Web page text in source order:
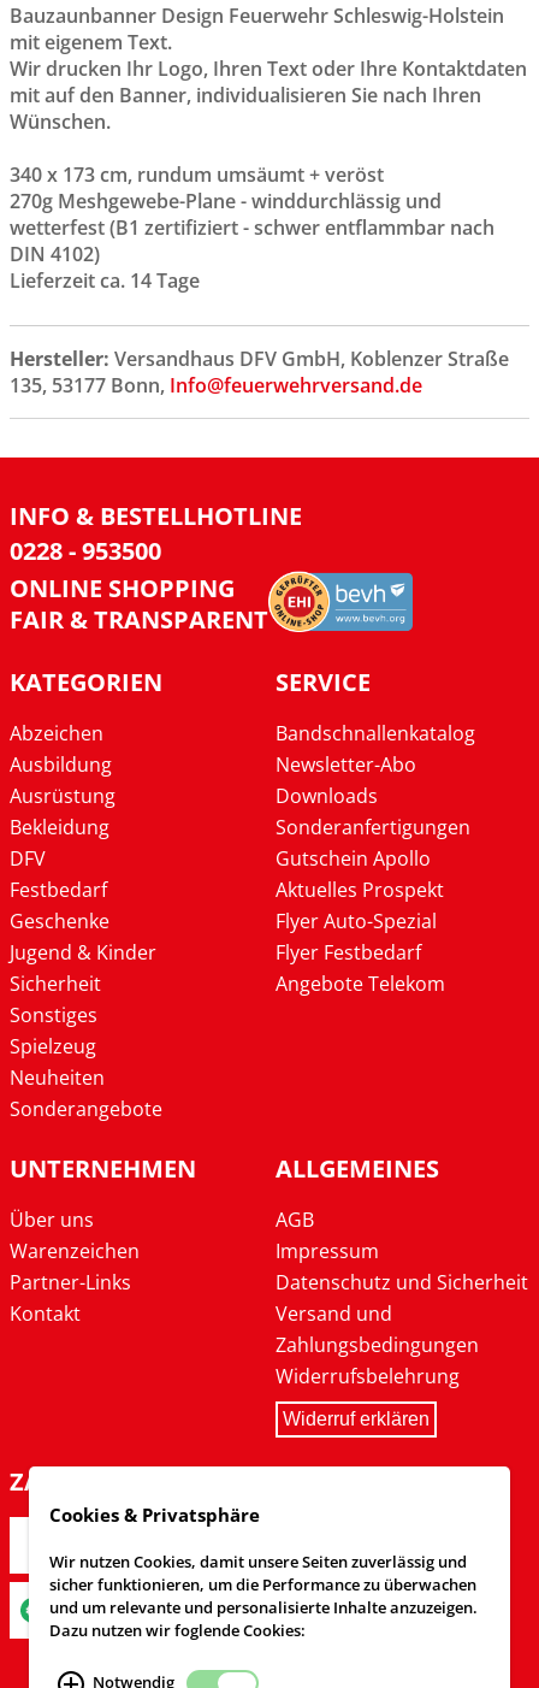
Bauzaunbanner Design Feuerwehr Schleswig-Holstein
mit eigenem Text.
Wir drucken Ihr Logo, Ihren Text oder Ihre Kontaktdaten
mit auf den Banner, individualisieren Sie nach Ihren
Wünschen.
340 x 173 cm, rundum umsäumt + veröst
270g Meshgewebe-Plane - winddurchlässig und
wetterfest (B1 zertifiziert - schwer entflammbar nach
DIN 4102)
Lieferzeit ca. 14 Tage
Hersteller: Versandhaus DFV GmbH, Koblenzer Straße
135, 53177 Bonn, Info@feuerwehrversand.de
INFO & BESTELLHOTLINE
0228 - 953500
ONLINE SHOPPING
FAIR & TRANSPARENT
KATEGORIEN
Abzeichen
Ausbildung
Ausrüstung
Bekleidung
DFV
Festbedarf
Geschenke
Jugend & Kinder
Sicherheit
Sonstiges
Spielzeug
Neuheiten
Sonderangebote
SERVICE
Bandschnallenkatalog
Newsletter-Abo
Downloads
Sonderanfertigungen
Gutschein Apollo
Aktuelles Prospekt
Flyer Auto-Spezial
Flyer Festbedarf
Angebote Telekom
UNTERNEHMEN
Über uns
Warenzeichen
Partner-Links
Kontakt
ALLGEMEINES
AGB
Impressum
Datenschutz und Sicherheit
Versand und
Zahlungsbedingungen
Widerrufsbelehrung
Widerruf erklären
ZAHLARTEN
Cookies & Privatsphäre
Wir nutzen Cookies, damit unsere Seiten zuverlässig und
sicher funktionieren, um die Performance zu überwachen
und um relevante und personalisierte Inhalte anzuzeigen.
Dazu nutzen wir foglende Cookies:
Notwendig